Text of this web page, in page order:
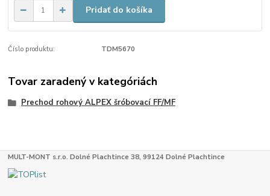
Pridať do košíka
Číslo produktu: TDM5670
Tovar zaradený v kategóriách
Prechod rohový ALPEX šróbovací FF/MF
MULT-MONT s.r.o. Dolné Plachtince 38, 99124 Dolné Plachtince